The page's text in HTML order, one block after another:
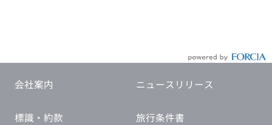
会社案内 ニュースリリース
標識・約款 旅行条件書